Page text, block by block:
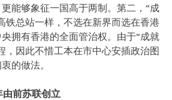
能够象征一国高于两制。第二，“成
铁总站一样，不选在新界而选在香港
拥有香港的全面管治权。由于“成就
，因此不惜工本在市中心安插政治图
的做法。
由前苏联创立